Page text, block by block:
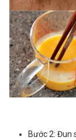
Bước 2: Đun